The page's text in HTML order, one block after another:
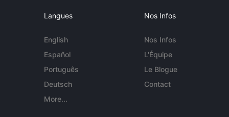
Langues
English
Español
Português
Deutsch
More...
Nos Infos
Nos Infos
L'Équipe
Le Blogue
Contact